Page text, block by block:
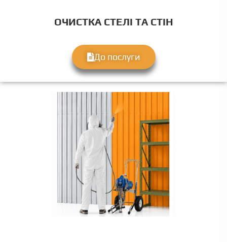
ОЧИСТКА СТЕЛІ ТА СТІН
До послуги